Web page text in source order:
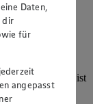
Der
auf dieser
zu
Urheberrechts ist
Bildmaterial
Daten,
dir
für
angepasst